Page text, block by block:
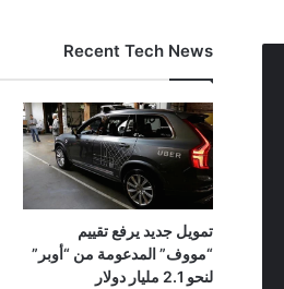
Recent Tech News
تمويل جديد يرفع تقييم
“مووف” المدعومة من “أوبر”
لنحو 2.1 مليار دولار